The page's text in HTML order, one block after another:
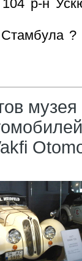
р-н